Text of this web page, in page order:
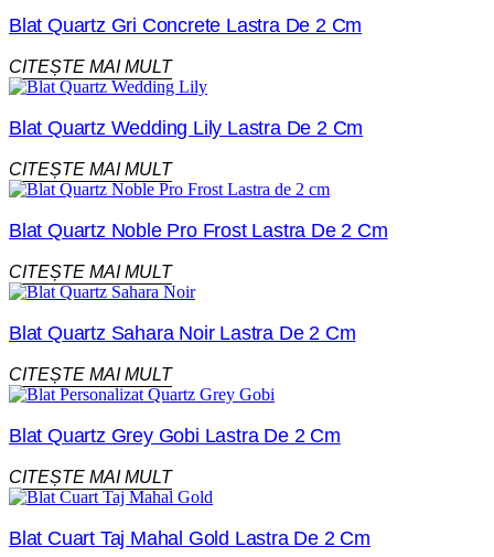
Blat Quartz Gri Concrete Lastra De 2 Cm
CITEȘTE MAI MULT
Blat Quartz Wedding Lily Lastra De 2 Cm
CITEȘTE MAI MULT
Blat Quartz Noble Pro Frost Lastra De 2 Cm
CITEȘTE MAI MULT
Blat Quartz Sahara Noir Lastra De 2 Cm
CITEȘTE MAI MULT
Blat Quartz Grey Gobi Lastra De 2 Cm
CITEȘTE MAI MULT
Blat Cuart Taj Mahal Gold Lastra De 2 Cm